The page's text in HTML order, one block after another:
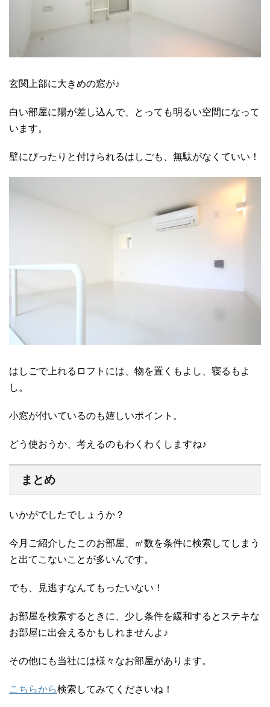
玄関上部に大きめの窓が♪
白い部屋に陽が差し込んで、とっても明るい空間になって
います。
壁にぴったりと付けられるはしごも、無駄がなくていい！
はしごで上れるロフトには、物を置くもよし、寝るもよ
し。
小窓が付いているのも嬉しいポイント。
どう使おうか、考えるのもわくわくしますね♪
まとめ
いかがでしたでしょうか？
今月ご紹介したこのお部屋、㎡数を条件に検索してしまう
と出てこないことが多いんです。
でも、見逃すなんてもったいない！
お部屋を検索するときに、少し条件を緩和するとステキな
お部屋に出会えるかもしれませんよ♪
その他にも当社には様々なお部屋があります。
こちらから検索してみてくださいね！